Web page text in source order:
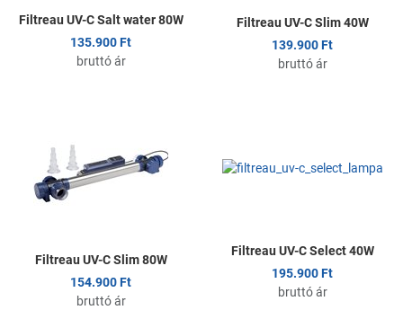
Filtreau UV-C Salt water 80W
135.900 Ft
bruttó ár
Filtreau UV-C Slim 40W
139.900 Ft
bruttó ár
Összehasonlítom
Filtreau UV-C Slim 80W
154.900 Ft
bruttó ár
Filtreau UV-C Select 40W
195.900 Ft
bruttó ár